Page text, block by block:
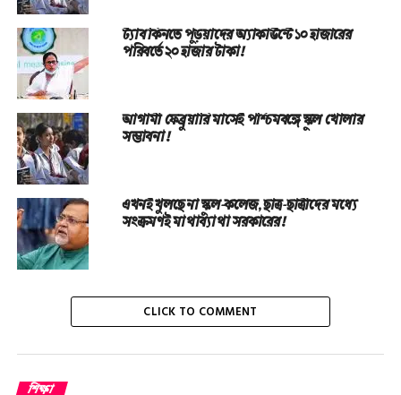
ট্যাব কিনতে পড়ুয়াদের অ্যাকাউন্টে ১০ হাজারের
পরিবর্তে ২০ হাজার টাকা!
আগামী ফেব্রুয়ারি মাসেই পশ্চিমবঙ্গে স্কুল খোলার
সম্ভাবনা!
এখনই খুলছে না স্কুল-কলেজ, ছাত্র-ছাত্রীদের মধ্যে
সংক্রমণই মাথাব্যাথা সরকারের!
CLICK TO COMMENT
শিক্ষা